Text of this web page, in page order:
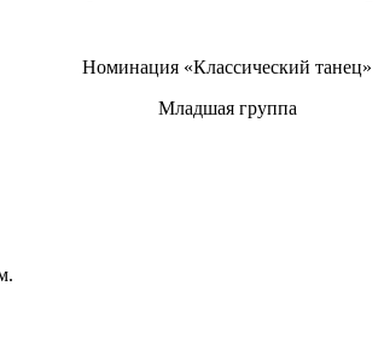
Номинация «Классический танец»
Младшая группа